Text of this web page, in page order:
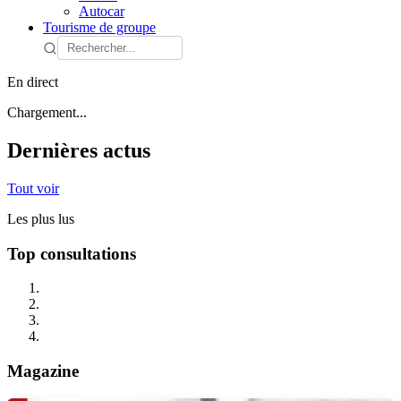
Autocar
Tourisme de groupe
En direct
Chargement...
Dernières actus
Tout voir
Les plus lus
Top consultations
Magazine